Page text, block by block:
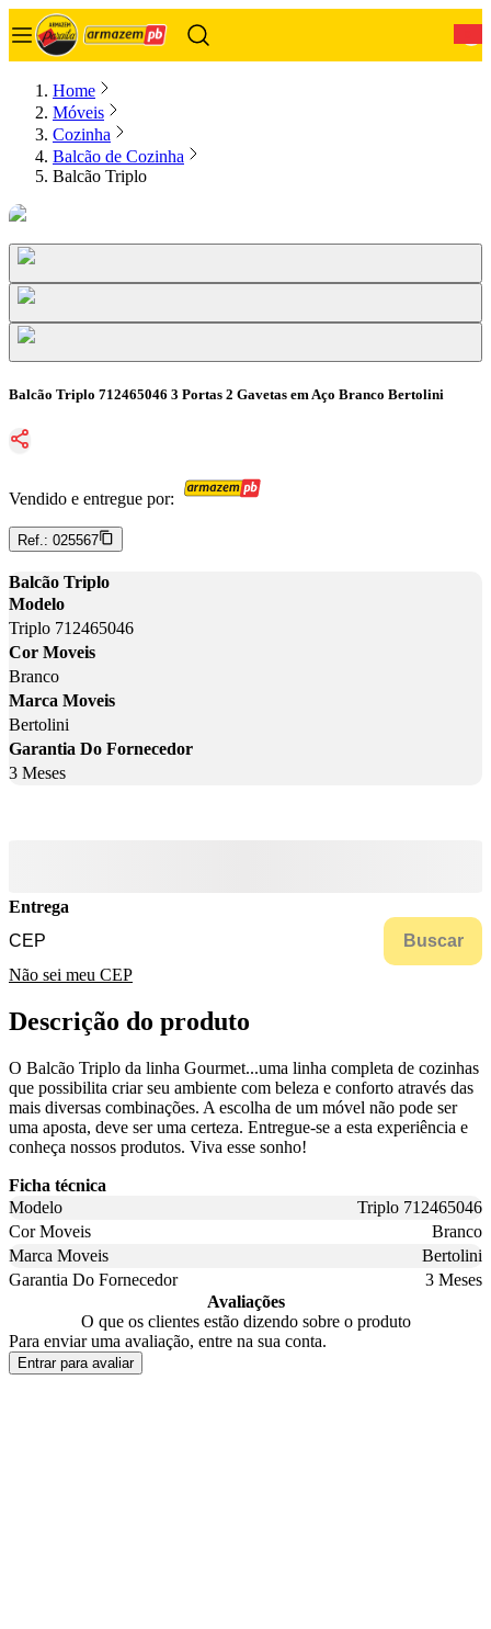
Home
Móveis
Cozinha
Balcão de Cozinha
Balcão Triplo
Balcão Triplo 712465046 3 Portas 2 Gavetas em Aço Branco Bertolini
Vendido e entregue por:
Ref.: 025567
Balcão Triplo
Modelo
Triplo 712465046
Cor Moveis
Branco
Marca Moveis
Bertolini
Garantia Do Fornecedor
3 Meses
Entrega
Buscar
Não sei meu CEP
Descrição do produto
O Balcão Triplo da linha Gourmet...uma linha completa de cozinhas
que possibilita criar seu ambiente com beleza e conforto através das
mais diversas combinações. A escolha de um móvel não pode ser
uma aposta, deve ser uma certeza. Entregue-se a esta experiência e
conheça nossos produtos. Viva esse sonho!
Ficha técnica
Modelo
Triplo 712465046
Cor Moveis
Branco
Marca Moveis
Bertolini
Garantia Do Fornecedor
3 Meses
Avaliações
O que os clientes estão dizendo sobre o produto
Para enviar uma avaliação, entre na sua conta.
Entrar para avaliar